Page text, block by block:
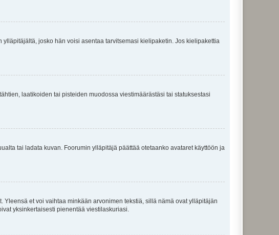
josko hän voisi asentaa tarvitsemasi kielipaketin. Jos kielipakettia
laatikoiden tai pisteiden muodossa viestimäärästäsi tai statuksestasi
tai ladata kuvan. Foorumin ylläpitäjä päättää otetaanko avataret käyttöön ja
et voi vaihtaa minkään arvonimen tekstiä, sillä nämä ovat ylläpitäjän
yksinkertaisesti pienentää viestilaskuriasi.